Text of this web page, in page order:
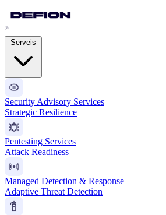
®
Security Advisory Services
Strategic Resilience
Pentesting Services
Attack Readiness
Managed Detection & Response
Adaptive Threat Detection